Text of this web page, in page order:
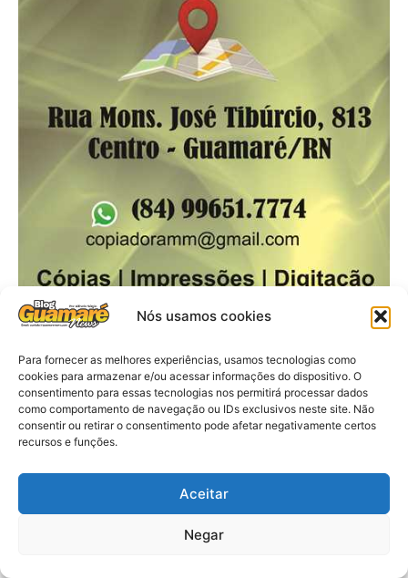
Nós usamos cookies
Para fornecer as melhores experiências, usamos tecnologias como
cookies para armazenar e/ou acessar informações do dispositivo. O
consentimento para essas tecnologias nos permitirá processar dados
como comportamento de navegação ou IDs exclusivos neste site. Não
consentir ou retirar o consentimento pode afetar negativamente certos
recursos e funções.
Aceitar
Negar